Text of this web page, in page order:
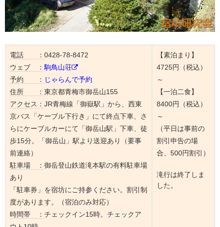
電話 ： 0428-78-8472
ウェブ ：駒鳥山荘
予約 ： じゃらんで予約
住所 ： 東京都青梅市御岳山155
アクセス： JR青梅線「御嶽駅」から、西東
京バス「ケーブル下行き」にて終点下車、さ
らにケーブルカーにて「御岳山駅」下車、徒
歩15分。「御岳山」駅より送迎あり（要事
前連絡）
駐車場 ： 御岳登山鉄道滝本駅の有料駐車場
あり
「駐車券」を宿坊にご持参ください。割引制
度があります。（宿泊のみ対応）
時間帯 ： チェックイン15時。チェックア
【素泊まり】
4725円（税込）
～
【一泊二食】
8400円（税込）
～
（平日は事前の
割引申告の場
合、500円割引）
滝行は終了しま
した。